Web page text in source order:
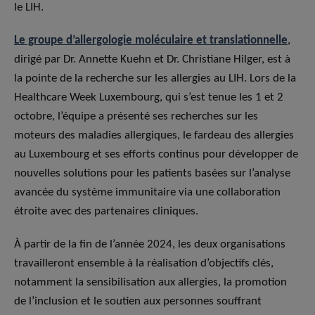
le LIH.
Le groupe d’allergologie moléculaire et translationnelle,
dirigé par Dr. Annette Kuehn et Dr. Christiane Hilger, est à
la pointe de la recherche sur les allergies au LIH. Lors de la
Healthcare Week Luxembourg, qui s’est tenue les 1 et 2
octobre, l’équipe a présenté ses recherches sur les
moteurs des maladies allergiques, le fardeau des allergies
au Luxembourg et ses efforts continus pour développer de
nouvelles solutions pour les patients basées sur l’analyse
avancée du système immunitaire via une collaboration
étroite avec des partenaires cliniques.
À partir de la fin de l’année 2024, les deux organisations
travailleront ensemble à la réalisation d’objectifs clés,
notamment la sensibilisation aux allergies, la promotion
de l’inclusion et le soutien aux personnes souffrant